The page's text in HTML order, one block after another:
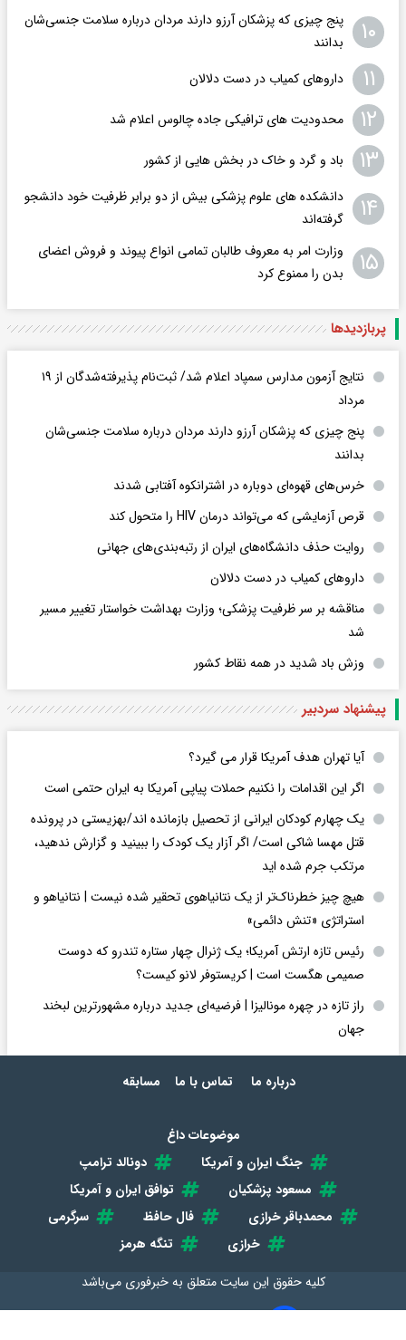
۱۰
پنج چیزی که پزشکان آرزو دارند مردان درباره سلامت جنسی‌شان
بدانند
۱۱ داروهای کمیاب در دست دلالان
۱۲ محدودیت های ترافیکی جاده چالوس اعلام شد
۱۳ باد و گرد و خاک در بخش هایی از کشور
۱۴
دانشکده های علوم پزشکی بیش از دو برابر ظرفیت خود دانشجو
گرفته‌اند
۱۵
وزارت امر به معروف طالبان تمامی انواع پیوند و فروش اعضای
بدن را ممنوع کرد
پربازدید‌ها
نتایج آزمون مدارس سمپاد اعلام شد/ ثبت‌نام پذیرفته‌شدگان از ۱۹
مرداد
پنج چیزی که پزشکان آرزو دارند مردان درباره سلامت جنسی‌شان
بدانند
خرس‌های قهوه‌ای دوباره در اشترانکوه آفتابی شدند
قرص آزمایشی که می‌تواند درمان HIV را متحول کند
روایت حذف دانشگاه‌های ایران از رتبه‌بندی‌های جهانی
داروهای کمیاب در دست دلالان
مناقشه بر سر ظرفیت پزشکی؛ وزارت بهداشت خواستار تغییر مسیر
شد
وزش باد شدید در همه نقاط کشور
پیشنهاد سردبیر
آیا تهران هدف آمریکا قرار می گیرد؟
اگر این اقدامات را نکنیم حملات پیاپی آمریکا به ایران حتمی است
یک چهارم کودکان ایرانی از تحصیل بازمانده اند/بهزیستی در پرونده
قتل مهسا شاکی است/ اگر آزار یک کودک را ببینید و گزارش ندهید،
مرتکب جرم شده اید
هیچ چیز خطرناک‌تر از یک نتانیاهوی تحقیر شده نیست | نتانیاهو و
استراتژی «تنش دائمی»
رئیس تازه ارتش آمریکا؛ یک ژنرال چهار ستاره تندرو که دوست
صمیمی هگست است | کریستوفر لانو کیست؟
راز تازه در چهره مونالیزا | فرضیه‌ای جدید درباره مشهورترین لبخند
جهان
درباره ما تماس با ما مسابقه
موضوعات داغ
جنگ ایران و آمریکا
دونالد ترامپ
مسعود پزشکیان
توافق ایران و آمریکا
محمدباقر خرازی
فال حافظ
سرگرمی
خرازی
تنگه هرمز
کلیه حقوق این سایت متعلق بهخبرفوری می‌باشد